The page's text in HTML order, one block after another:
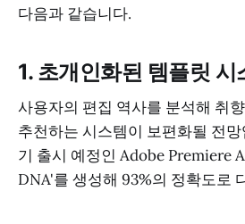
다음과 같습니다.
1. 초개인화된 템플릿 시
사용자의 편집 역사를 분석해 취
추천하는 시스템이 보편화될 전
기 출시 예정인 Adobe Premiere
DNA'를 생성해 93%의 정확도로